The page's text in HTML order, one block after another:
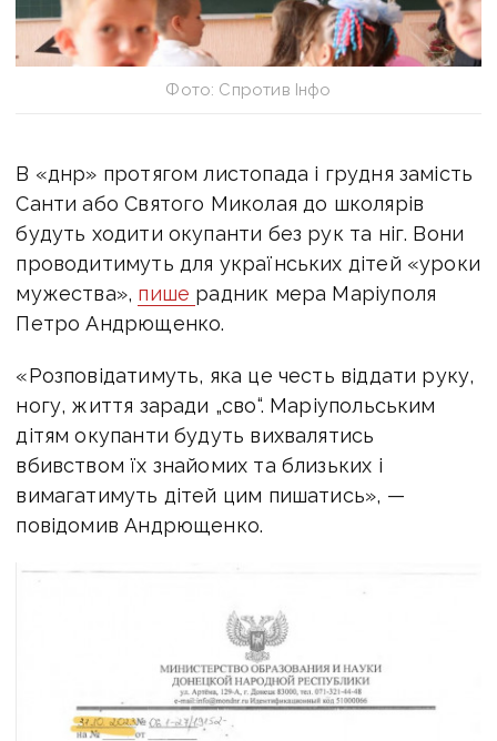
Фото: Спротив Інфо
В «днр» протягом листопада і грудня замість
Санти або Святого Миколая до школярів
будуть ходити окупанти без рук та ніг. Вони
проводитимуть для українських дітей «уроки
мужества», пише радник мера Маріуполя
Петро Андрющенко.
«Розповідатимуть, яка це честь віддати руку,
ногу, життя заради „сво“. Маріупольським
дітям окупанти будуть вихвалятись
вбивством їх знайомих та близьких і
вимагатимуть дітей цим пишатись», —
повідомив Андрющенко.